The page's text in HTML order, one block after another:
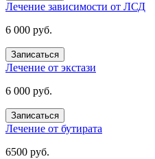
Лечение зависимости от ЛСД
6 000 руб.
Записаться
Лечение от экстази
6 000 руб.
Записаться
Лечение от бутирата
6500 руб.